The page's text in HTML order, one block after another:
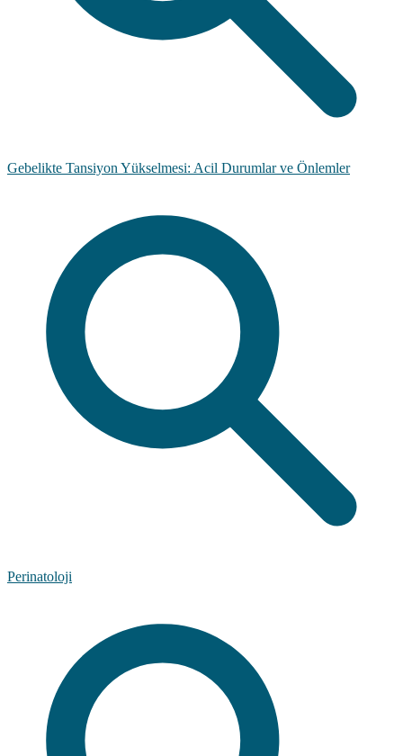
Gebelikte Tansiyon Yükselmesi: Acil Durumlar ve Önlemler
Perinatoloji